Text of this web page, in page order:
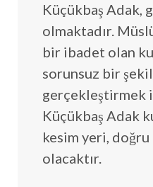
Küçükbaş Adak,
olmaktadır.
bir ibadet olan
sorunsuz bir
gerçekleştirmek
Küçükbaş Adak
kesim yeri,
olacaktır.